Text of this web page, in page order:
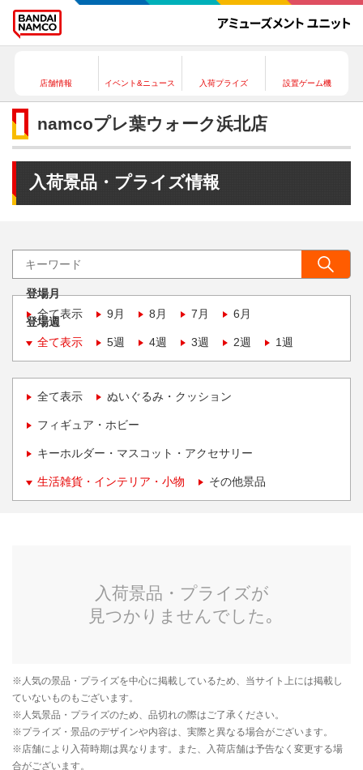
店舗情報 イベント&ニュース 入荷プライズ 設置ゲーム機
namcoプレ葉ウォーク浜北店
入荷景品・プライズ情報
登場月
全て表示
9月 8月 7月 6月
登場週
全て表示
5週 4週 3週 2週 1週
全て表示 ぬいぐるみ・クッション
フィギュア・ホビー
キーホルダー・マスコット・アクセサリー
生活雑貨・インテリア・小物 その他景品